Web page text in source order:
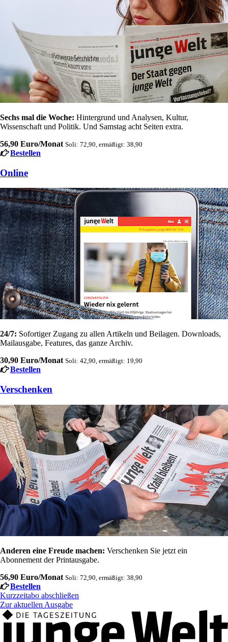
Sechs mal die Woche: Hintergrund und Analysen, Kultur,
Wissenschaft und Politik. Und Samstag acht Seiten extra.
56,90 Euro/Monat Soli: 72,90, ermäßigt: 38,90
Bestellen
Online
24/7: Sofortiger Zugang zu allen Artikeln und Beilagen. Downloads,
Mailausgabe, Features, das ganze Archiv.
30,90 Euro/Monat Soli: 42,90, ermäßigt: 19,90
Bestellen
Verschenken
Anderen eine Freude machen: Verschenken Sie jetzt ein
Abonnement der Printausgabe.
56,90 Euro/Monat Soli: 72,90, ermäßigt: 38,90
Bestellen
Kurzzeitabo abschließen
Zur aktuellen Ausgabe